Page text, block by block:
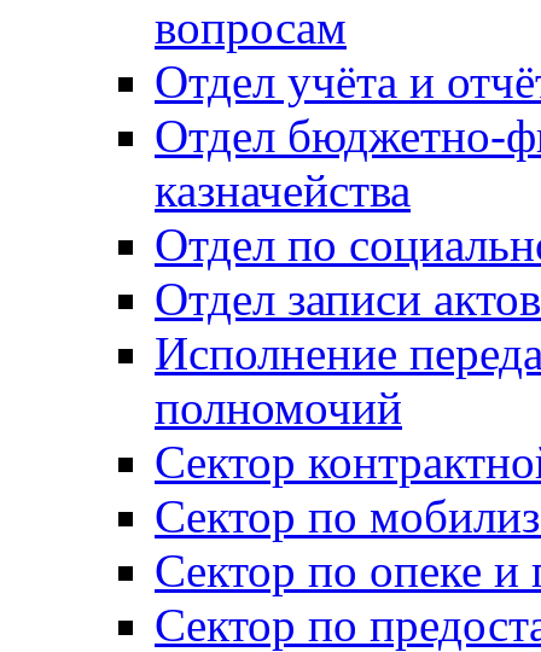
вопросам
Отдел учёта и
Отдел бюджетно-
казначейства
Отдел по
Отдел записи
Исполнение
полномочий
Сектор
Сектор по
Сектор по опеке и
Сектор по